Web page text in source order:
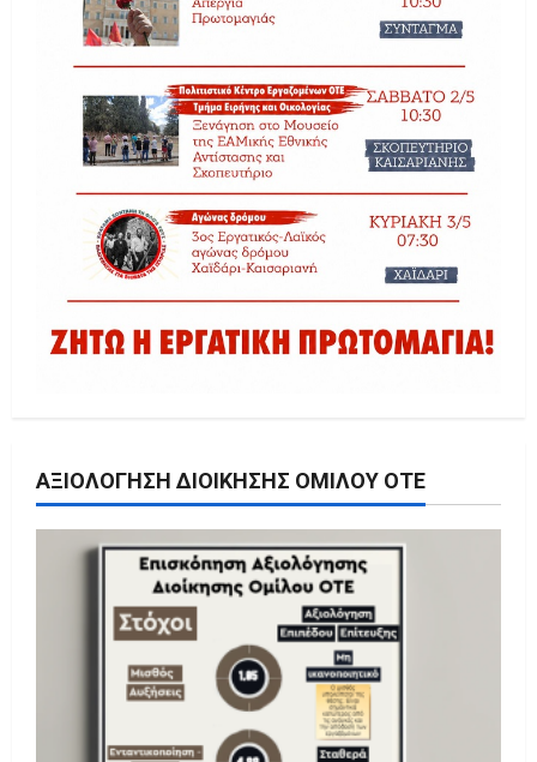
ΑΞΙΟΛΌΓΗΣΗ ΔΙΟΊΚΗΣΗΣ ΟΜΊΛΟΥ ΟΤΕ